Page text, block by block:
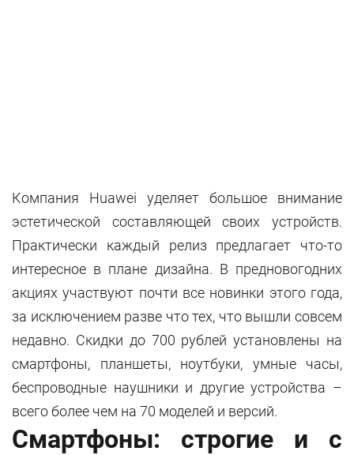
Компания Huawei уделяет большое внимание
эстетической составляющей своих устройств.
Практически каждый релиз предлагает что-то
интересное в плане дизайна. В предновогодних
акциях участвуют почти все новинки этого года,
за исключением разве что тех, что вышли совсем
недавно. Скидки до 700 рублей установлены на
смартфоны, планшеты, ноутбуки, умные часы,
беспроводные наушники и другие устройства –
всего более чем на 70 моделей и версий.
Смартфоны: строгие и с